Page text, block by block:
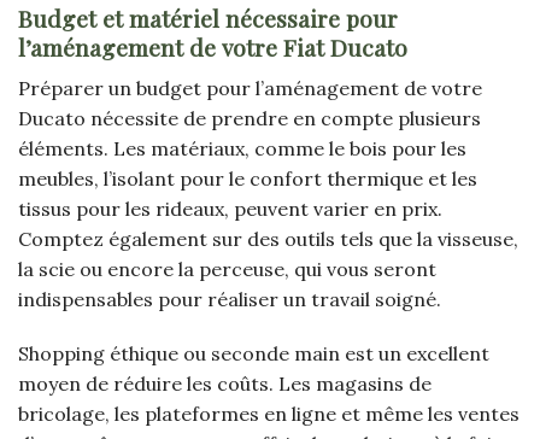
Budget et matériel nécessaire pour
l’aménagement de votre Fiat Ducato
Préparer un budget pour l’aménagement de votre
Ducato nécessite de prendre en compte plusieurs
éléments. Les matériaux, comme le bois pour les
meubles, l’isolant pour le confort thermique et les
tissus pour les rideaux, peuvent varier en prix.
Comptez également sur des outils tels que la visseuse,
la scie ou encore la perceuse, qui vous seront
indispensables pour réaliser un travail soigné.
Shopping éthique ou seconde main est un excellent
moyen de réduire les coûts. Les magasins de
bricolage, les plateformes en ligne et même les ventes